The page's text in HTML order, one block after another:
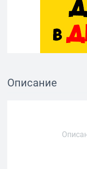
Описание